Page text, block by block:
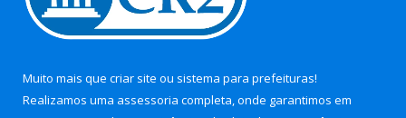
Muito mais que criar site ou sistema para prefeituras!
Realizamos uma assessoria completa, onde garantimos em